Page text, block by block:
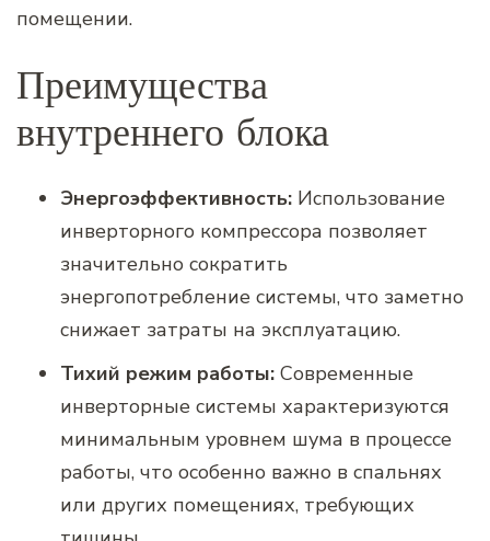
помещении.
Преимущества
внутреннего блока
Энергоэффективность: Использование
инверторного компрессора позволяет
значительно сократить
энергопотребление системы, что заметно
снижает затраты на эксплуатацию.
Тихий режим работы: Современные
инверторные системы характеризуются
минимальным уровнем шума в процессе
работы, что особенно важно в спальнях
или других помещениях, требующих